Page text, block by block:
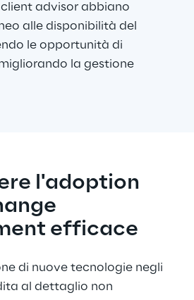
advisor abbiano
alle disponibilità del
le opportunità di
la gestione
l'adoption
efficace
di nuove tecnologie negli
al dettaglio non